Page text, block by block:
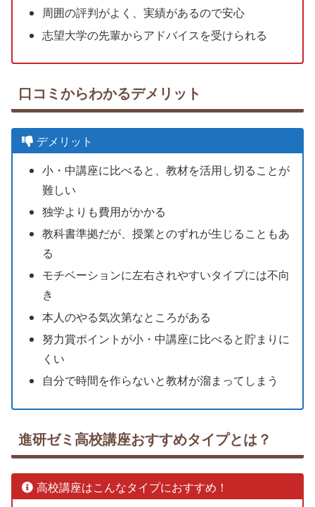
周囲の評判がよく、実績があるので安心
志望大学の先輩からアドバイスを受けられる
口コミからわかるデメリット
デメリット
小・中講座に比べると、教材を活用し切ることが
難しい
独学よりも費用がかかる
教科書準拠だが、授業とのずれが生じることもあ
る
モチベーションに左右されやすいタイプには不向
き
本人のやる気次第なところがある
努力賞ポイントが小・中講座に比べると貯まりに
くい
自分で時間を作らないと教材が溜まってしまう
進研ゼミ高校講座おすすめタイプとは？
高校講座はこんなタイプにおすすめ！